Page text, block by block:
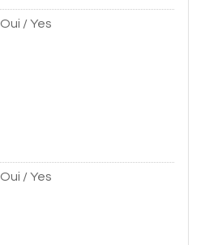
Oui / Yes
Oui / Yes